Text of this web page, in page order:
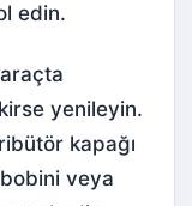
edin.
yenileyin.
kapağı
veya